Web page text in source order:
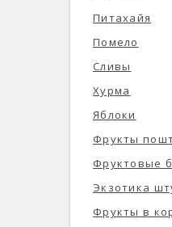
Питахайя
Помело
Сливы
Хурма
Яблоки
Фрукты
Фруктовые
Экзотика
Фрукты в